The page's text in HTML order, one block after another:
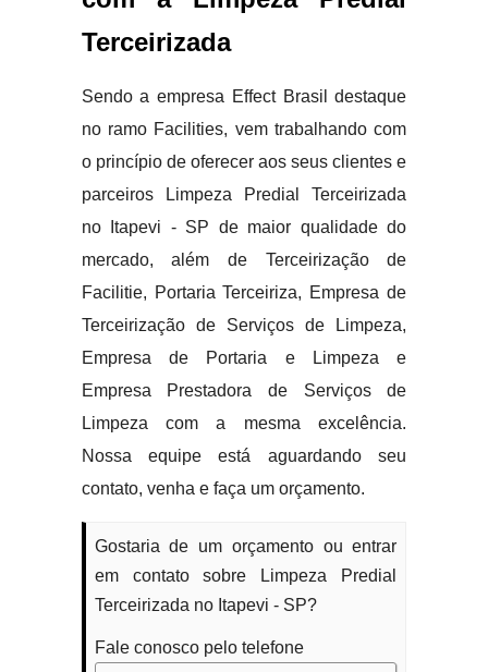
Terceirizada
Sendo a empresa Effect Brasil destaque
no ramo Facilities, vem trabalhando com
o princípio de oferecer aos seus clientes e
parceiros Limpeza Predial Terceirizada
no Itapevi - SP de maior qualidade do
mercado, além de Terceirização de
Facilitie, Portaria Terceiriza, Empresa de
Terceirização de Serviços de Limpeza,
Empresa de Portaria e Limpeza e
Empresa Prestadora de Serviços de
Limpeza com a mesma excelência.
Nossa equipe está aguardando seu
contato, venha e faça um orçamento.
Gostaria de um orçamento ou entrar
em contato sobre Limpeza Predial
Terceirizada no Itapevi - SP?
Fale conosco pelo telefone